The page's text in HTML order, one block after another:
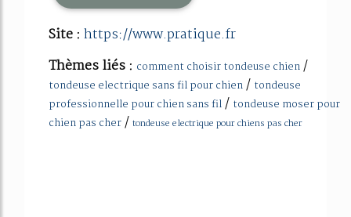
Site : https://www.pratique.fr
Thèmes liés : comment choisir tondeuse chien/
tondeuse electrique sans fil pour chien/ tondeuse
professionnelle pour chien sans fil/ tondeuse moser pour
chien pas cher/ tondeuse electrique pour chiens pas cher